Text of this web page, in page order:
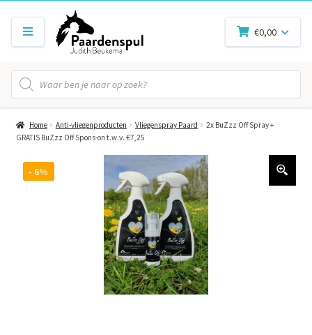
Producten
zoeken
€0,00
Home Anti-vliegenproducten Vliegenspray Paard
2x BuZzz Off Spray +
GRATIS BuZzz Off Spons-on t.w.v. €7,25
- 6%